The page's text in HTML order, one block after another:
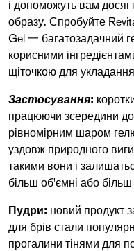
і допоможуть вам
образу. Спробуйте
Gel 一 багатозадачний
корисними
щіточкою для
Застосування:
працюючи зсередини до
рівномірним шаром
уздовж природного
такими вони і
більш об'ємні або більш
Пудри: новий продукт
для брів стали
прогалини тінями для